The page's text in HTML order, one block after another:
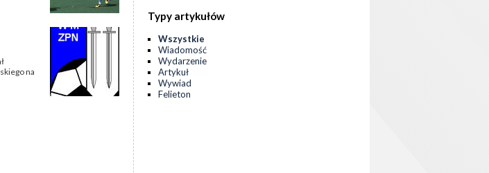
na
Typy artykułów
Wszystkie
Wiadomość
Wydarzenie
Artykuł
Wywiad
Felieton